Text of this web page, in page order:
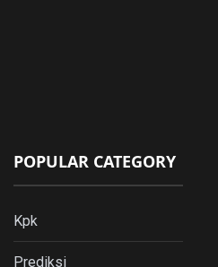
POPULAR CATEGORY
Kpk
Prediksi